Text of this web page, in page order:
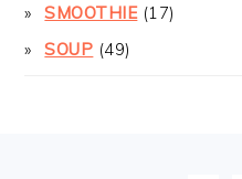
SMOOTHIE(17)
SOUP (49)